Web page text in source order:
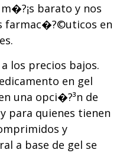
barato y nos
farmac�?©uticos en
los precios bajos.
en gel
una opci�?³n de
para quienes tienen
y
a base de gel se